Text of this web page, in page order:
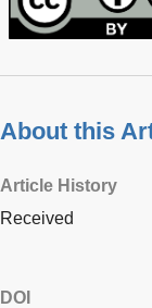
About this
Article History
Received
DOI